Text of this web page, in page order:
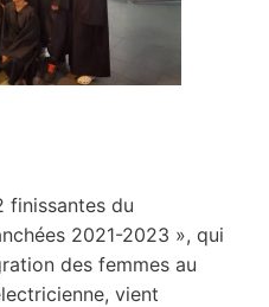
finissantes du
2021-2023 », qui
des femmes au
vient